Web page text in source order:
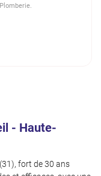
.
- Haute-
fort de 30 ans